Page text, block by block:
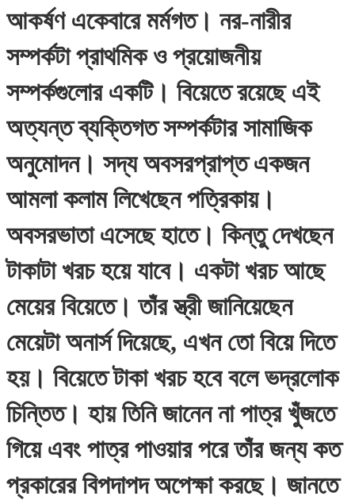
আকর্ষণ একেবারে মর্মগত। নর-নারীর
সম্পর্কটা প্রাথমিক ও প্রয়োজনীয়
সম্পর্কগুলোর একটি। বিয়েতে রয়েছে এই
অত্যন্ত ব্যক্তিগত সম্পর্কটার সামাজিক
অনুমোদন। সদ্য অবসরপ্রাপ্ত একজন
আমলা কলাম লিখেছেন পত্রিকায়।
অবসরভাতা এসেছে হাতে। কিন্তু দেখছেন
টাকাটা খরচ হয়ে যাবে। একটা খরচ আছে
মেয়ের বিয়েতে। তাঁর স্ত্রী জানিয়েছেন
মেয়েটা অনার্স দিয়েছে, এখন তো বিয়ে দিতে
হয়। বিয়েতে টাকা খরচ হবে বলে ভদ্রলোক
চিন্তিত। হায় তিনি জানেন না পাত্র খুঁজতে
গিয়ে এবং পাত্র পাওয়ার পরে তাঁর জন্য কত
প্রকারের বিপদাপদ অপেক্ষা করছে। জানতে